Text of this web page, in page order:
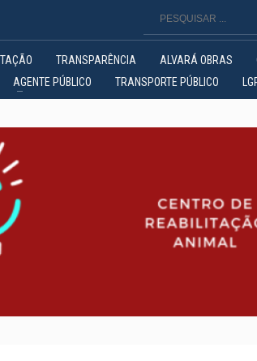
TRANSPARÊNCIA ALVARÁ OBRAS
AGENTE PÚBLICO TRANSPORTE PÚBLICO